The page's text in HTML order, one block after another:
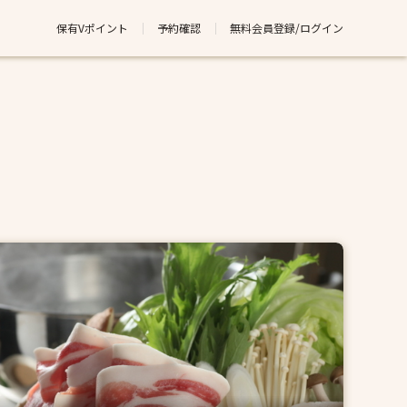
保有Vポイント 予約確認 無料会員登録/ログイン